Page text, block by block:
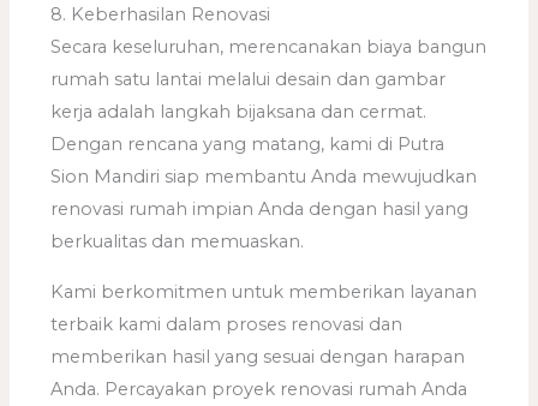
8. Keberhasilan Renovasi
Secara keseluruhan, merencanakan biaya bangun
rumah satu lantai melalui desain dan gambar
kerja adalah langkah bijaksana dan cermat.
Dengan rencana yang matang, kami di Putra
Sion Mandiri siap membantu Anda mewujudkan
renovasi rumah impian Anda dengan hasil yang
berkualitas dan memuaskan.
Kami berkomitmen untuk memberikan layanan
terbaik kami dalam proses renovasi dan
memberikan hasil yang sesuai dengan harapan
Anda. Percayakan proyek renovasi rumah Anda